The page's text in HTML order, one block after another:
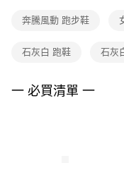
權轉讓予恩沛科技股份有限
３．未成年的使用者請事先
４．使用「AFTEE先享後付
奔騰風動 跑步鞋
石灰白 跑鞋 石灰
一 必買清單 一